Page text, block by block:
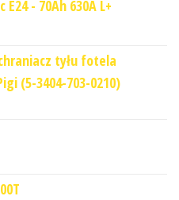
- 70Ah 630A L+
tyłu fotela
(5-3404-703-0210)